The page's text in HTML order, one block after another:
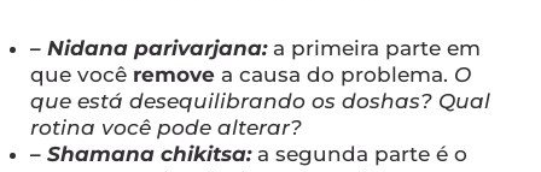
– Nidana parivarjana: a primeira parte em
que você remove a causa do problema. O
que está desequilibrando os doshas? Qual
rotina você pode alterar?
– Shamana chikitsa: a segunda parte é o